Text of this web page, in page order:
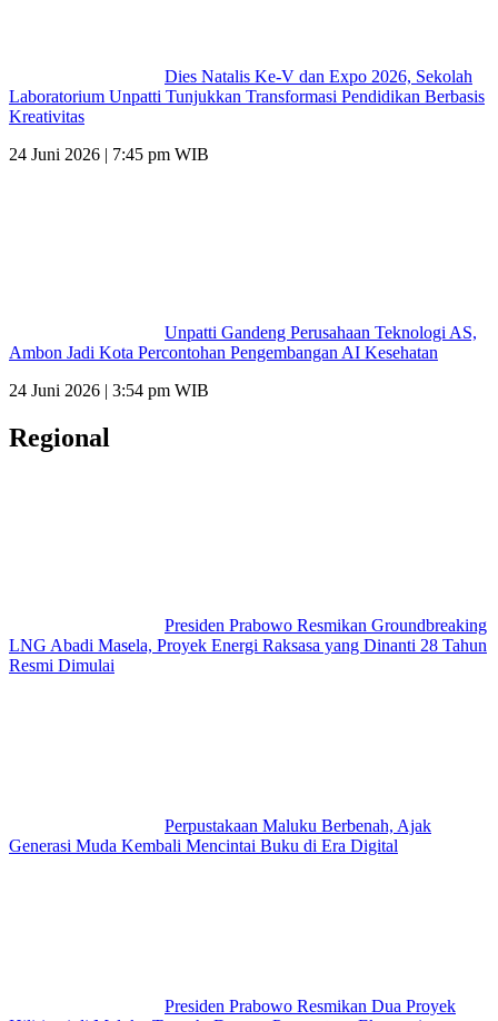
Dies Natalis Ke-V dan Expo 2026, Sekolah
Laboratorium Unpatti Tunjukkan Transformasi Pendidikan Berbasis
Kreativitas
24 Juni 2026 | 7:45 pm WIB
Unpatti Gandeng Perusahaan Teknologi AS,
Ambon Jadi Kota Percontohan Pengembangan AI Kesehatan
24 Juni 2026 | 3:54 pm WIB
Regional
Presiden Prabowo Resmikan Groundbreaking
LNG Abadi Masela, Proyek Energi Raksasa yang Dinanti 28 Tahun
Resmi Dimulai
Perpustakaan Maluku Berbenah, Ajak
Generasi Muda Kembali Mencintai Buku di Era Digital
Presiden Prabowo Resmikan Dua Proyek